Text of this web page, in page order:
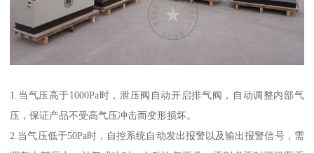
1.当气压高于1000Pa时，泄压阀自动开启排气阀，自动调整内部气
压，保证产品不受高气压冲击而变形损坏。
2.当气压低于50Pa时，自控系统自动发出报警以及输出报警信号，需